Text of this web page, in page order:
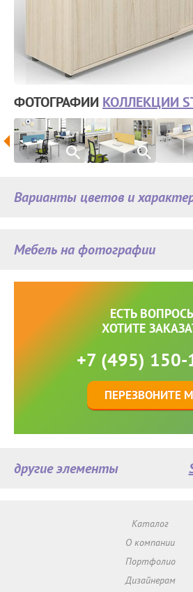
ФОТОГРАФИИ КОЛЛЕКЦИИ
Мебель на фотографии
Варианты цветов и
ЕСТЬ
ХОТИТЕ
+7 (495) 150-
ПЕРЕЗВОНИТЕ
другие элементы
Каталог
О компании
Портфолио
Дизайнерам